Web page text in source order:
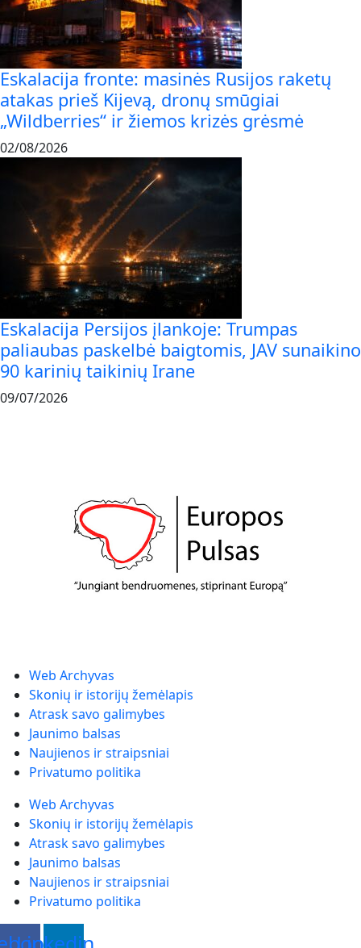
Eskalacija fronte: masinės Rusijos raketų
atakas prieš Kijevą, dronų smūgiai
„Wildberries“ ir žiemos krizės grėsmė
02/08/2026
Eskalacija Persijos įlankoje: Trumpas
paliaubas paskelbė baigtomis, JAV sunaikino
90 karinių taikinių Irane
09/07/2026
Web Archyvas
Skonių ir istorijų žemėlapis
Atrask savo galimybes
Jaunimo balsas
Naujienos ir straipsniai
Privatumo politika
Web Archyvas
Skonių ir istorijų žemėlapis
Atrask savo galimybes
Jaunimo balsas
Naujienos ir straipsniai
Privatumo politika